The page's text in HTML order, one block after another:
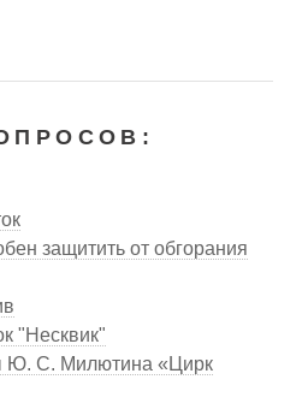
защитить от обгорания
"Несквик"
Ю. С. Милютина «Цирк